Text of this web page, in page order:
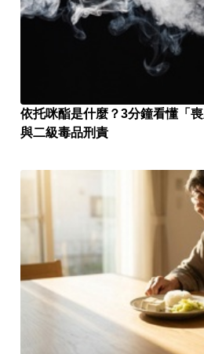
依托咪酯是什麼？3分鐘看懂「
與二級毒品刑責